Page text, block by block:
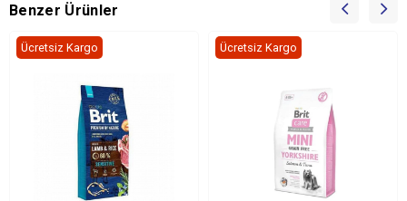
Benzer Ürünler
Ücretsiz Kargo Ücretsiz Kargo